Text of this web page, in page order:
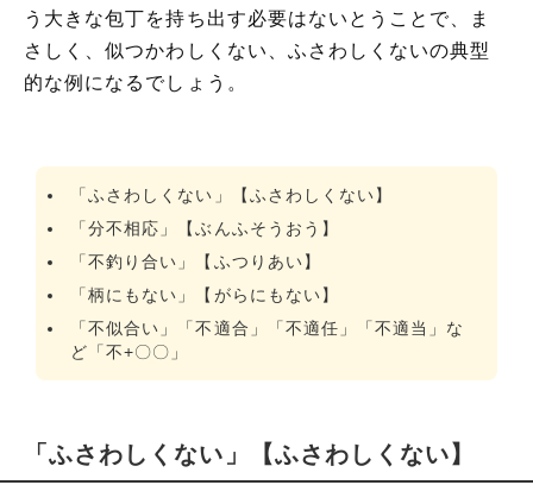
う大きな包丁を持ち出す必要はないとうことで、ま
さしく、似つかわしくない、ふさわしくないの典型
的な例になるでしょう。
「ふさわしくない」【ふさわしくない】
「分不相応」【ぶんふそうおう】
「不釣り合い」【ふつりあい】
「柄にもない」【がらにもない】
「不似合い」「不適合」「不適任」「不適当」な
ど「不+〇〇」
「ふさわしくない」【ふさわしくない】